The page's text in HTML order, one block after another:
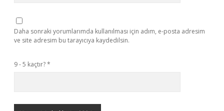
Daha sonraki yorumlarımda kullanılması için adım, e-posta adresim
ve site adresim bu tarayıcıya kaydedilsin.
9 - 5 kaçtır?*